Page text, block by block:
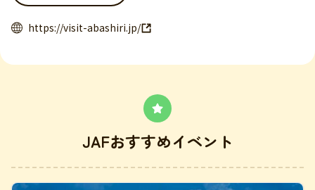
https://visit-abashiri.jp/
JAFおすすめイベント